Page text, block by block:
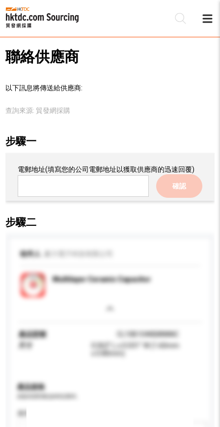
聯絡供應商
以下訊息將傳送給供應商:
查詢來源: 貿發網採購
步驟一
電郵地址(填寫您的公司電郵地址以獲取供應商的迅速回覆)
確認
步驟二
收件人
Multilayer Ceramic Capacitor
產品型號
CL10B104KB8NNNC
0.063" L x 0.031" W (1.60mm
產品規格